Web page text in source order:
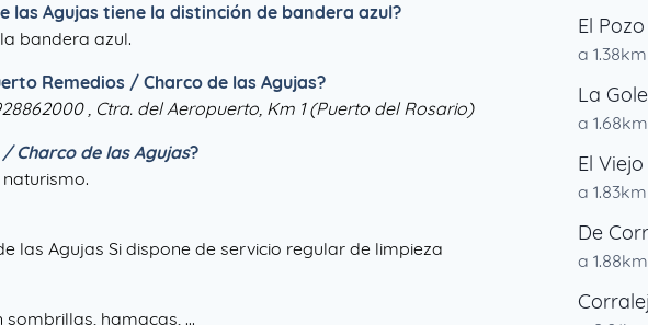
las Agujas tiene la distinción de bandera azul?
bandera azul.
Remedios / Charco de las Agujas?
, Ctra. del Aeropuerto, Km 1 (Puerto del Rosario)
Charco de las Agujas?
las Agujas Si dispone de servicio regular de limpieza
hamacas, ...
El Pozo
a 1.38km
La
a 1.68km
El Viejo
a 1.83km
De
a 1.88km